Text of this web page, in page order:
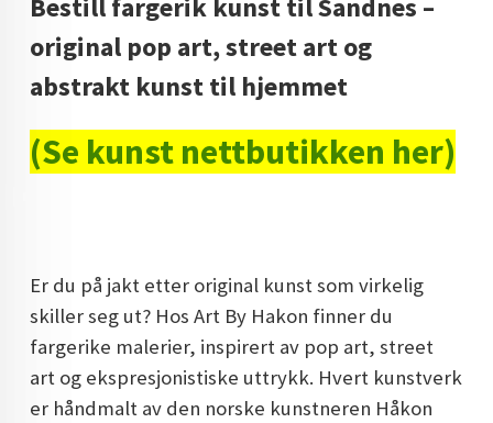
FARGERIK KUNST
MALERIER TIL SALGS
KUNST
DOPAMIN DECOR NORGE
DOPAMIN DECOR NORGE
original pop art, street art og
abstrakt kunst til hjemmet
(Se kunst nettbutikken her)
Er du på jakt etter original kunst som virkelig
skiller seg ut? Hos Art By Hakon finner du
fargerike malerier, inspirert av pop art, street
art og ekspresjonistiske uttrykk. Hvert kunstverk
er håndmalt av den norske kunstneren Håkon